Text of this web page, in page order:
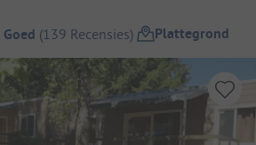
Goed (139 Recensies) Plattegrond